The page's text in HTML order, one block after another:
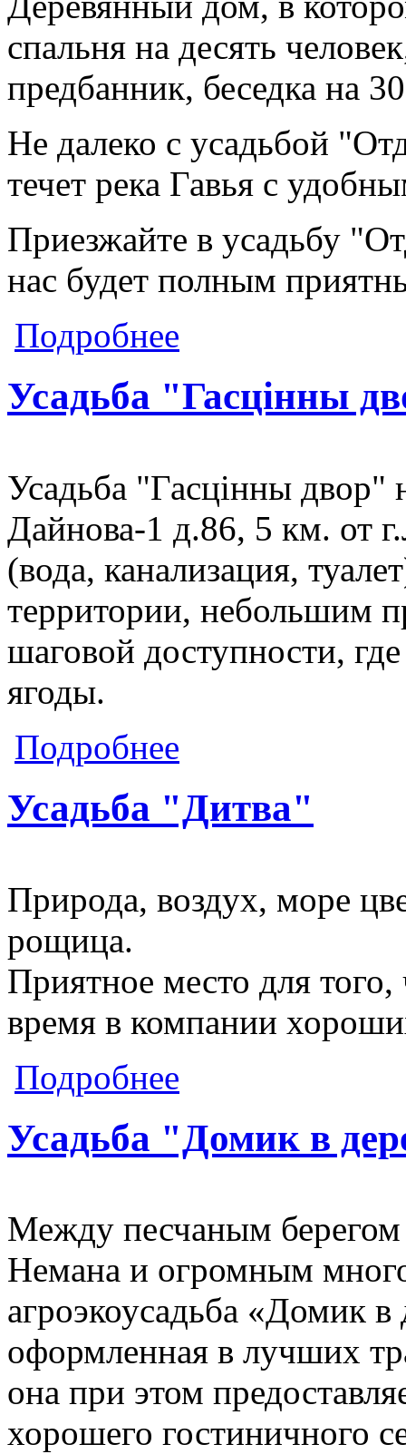
спальня на десять
предбанник, беседка на
Не далеко с усадьбой
течет река Гавья с
Приезжайте в усадьбу
нас будет полным
Подробнее
Усадьба "Гасцiнны
Усадьба "Гасцiнны двор"
Дайнова-1 д.86, 5 км. от
(вода, канализация,
территории, небольшим
шаговой доступности,
ягоды.
Подробнее
Усадьба "Дитва"
Природа, воздух, море
рощица.
Приятное место для
время в компании
Подробнее
Усадьба "Домик в
Между песчаным
Немана и огромным
агроэкоусадьба «Домик
оформленная в лучших
она при этом
хорошего гостиничного